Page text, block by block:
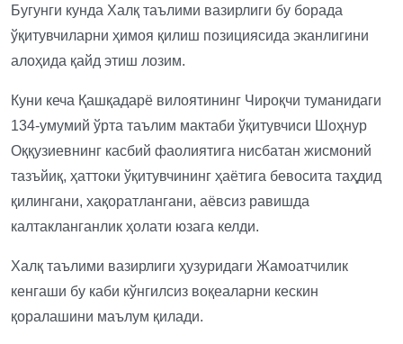
Бугунги кунда Халқ таълими вазирлиги бу борада
ўқитувчиларни ҳимоя қилиш позициясида эканлигини
алоҳида қайд этиш лозим.
Куни кеча Қашқадарё вилоятининг Чироқчи туманидаги
134-умумий ўрта таълим мактаби ўқитувчиси Шоҳнур
Оққузиевнинг касбий фаолиятига нисбатан жисмоний
тазъйиқ, ҳаттоки ўқитувчининг ҳаётига бевосита таҳдид
қилингани, хақoратлангани, аёвсиз равишда
калтакланганлик ҳолати юзага келди.
Халқ таълими вазирлиги ҳузуридаги Жамоатчилик
кенгаши бу каби кўнгилсиз воқеаларни кескин
қоралашини маълум қилади.